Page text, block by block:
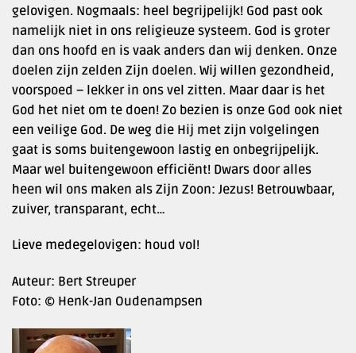
gelovigen. Nogmaals: heel begrijpelijk! God past ook
namelijk niet in ons religieuze systeem. God is groter
dan ons hoofd en is vaak anders dan wij denken. Onze
doelen zijn zelden Zijn doelen. Wij willen gezondheid,
voorspoed – lekker in ons vel zitten. Maar daar is het
God het niet om te doen! Zo bezien is onze God ook niet
een veilige God. De weg die Hij met zijn volgelingen
gaat is soms buitengewoon lastig en onbegrijpelijk.
Maar wel buitengewoon efficiënt! Dwars door alles
heen wil ons maken als Zijn Zoon: Jezus! Betrouwbaar,
zuiver, transparant, echt…
Lieve medegelovigen: houd vol!
Auteur: Bert Streuper
Foto: © Henk-Jan Oudenampsen